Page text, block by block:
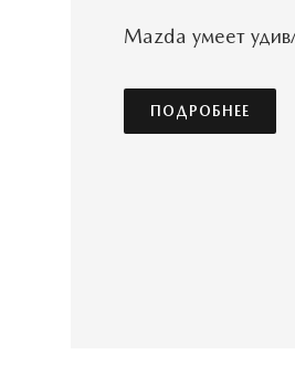
Mazda умеет
ПОДРОБНЕЕ